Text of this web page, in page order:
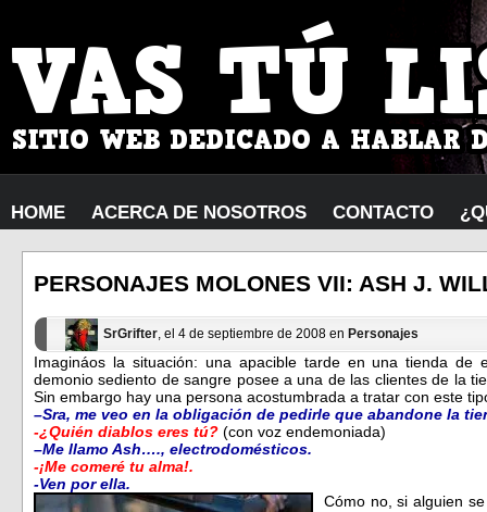
HOME ACERCA DE NOSOTROS CONTACTO
PERSONAJES MOLONES VII: ASH J.
SrGrifter, el 4 de septiembre de 2008 en Personajes
Imagináos la situación: una apacible tarde en una tienda de
demonio sediento de sangre posee a una de las clientes de la
Sin embargo hay una persona acostumbrada a tratar con este
–Sra, me veo en la obligación de pedirle que abandone la
-¿Quién diablos eres tú? (con voz endemoniada)
–Me llamo Ash…., electrodomésticos.
-¡Me comeré tu alma!.
-Ven por ella.
Cómo no, si alguien